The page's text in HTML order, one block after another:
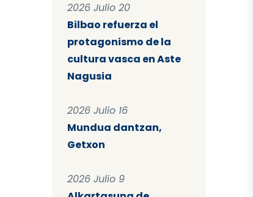
2026 Julio 20
Bilbao refuerza el
protagonismo de la
cultura vasca en Aste
Nagusia
2026 Julio 16
Mundua dantzan,
Getxon
2026 Julio 9